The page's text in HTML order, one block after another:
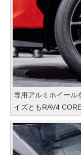
専用アルミホイール
イズともRAV4